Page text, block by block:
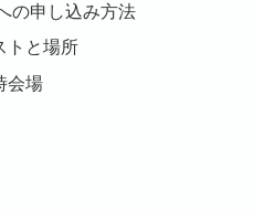
の申し込み方法
トと場所
会場